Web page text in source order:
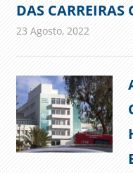
DAS CARREIRAS
23 Agosto, 2022admin